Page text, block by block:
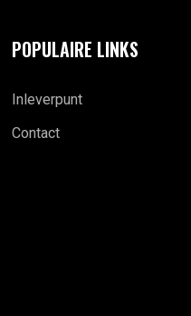
POPULAIRE LINKS
Inleverpunt
Contact